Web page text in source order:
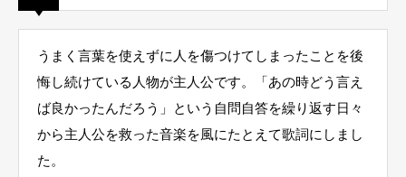
うまく言葉を使えずに人を傷つけてしまったことを後
悔し続けている人物が主人公です。「あの時どう言え
ば良かったんだろう」という自問自答を繰り返す日々
から主人公を救った音楽を風にたとえて歌詞にしまし
た。